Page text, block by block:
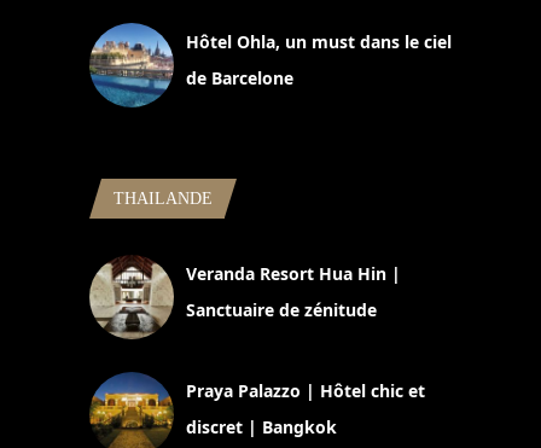
Hôtel Ohla, un must dans le ciel
de Barcelone
THAILANDE
Veranda Resort Hua Hin |
Sanctuaire de zénitude
Praya Palazzo | Hôtel chic et
discret | Bangkok